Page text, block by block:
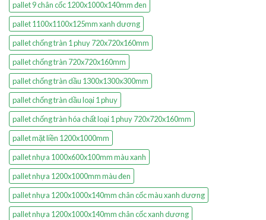
pallet 9 chân cốc 1200x1000x140mm đen
pallet 1100x1100x125mm xanh dương
pallet chống tràn 1 phuy 720x720x160mm
pallet chống tràn 720x720x160mm
pallet chống tràn dầu 1300x1300x300mm
pallet chống tràn dầu loại 1 phuy
pallet chống tràn hóa chất loại 1 phuy 720x720x160mm
pallet mặt liền 1200x1000mm
pallet nhựa 1000x600x100mm màu xanh
pallet nhựa 1200x1000mm màu đen
pallet nhựa 1200x1000x140mm chân cốc màu xanh dương
pallet nhựa 1200x1000x140mm chân cốc xanh dương